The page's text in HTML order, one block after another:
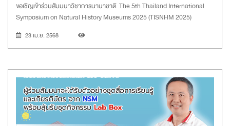
ขอเชิญเข้าร่วมสัมมนาวิชาการนานาชาติ The 5th Thailand International
Symposium on Natural History Museums 2025 (TISNHM 2025)
23 เม.ย. 2568